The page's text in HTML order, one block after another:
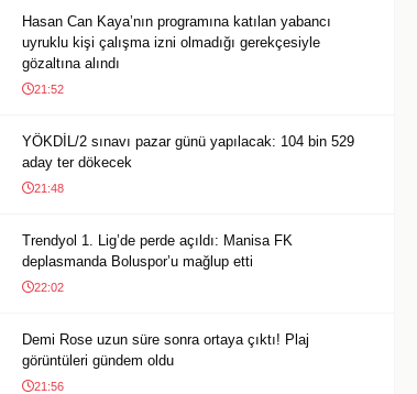
Hasan Can Kaya’nın programına katılan yabancı
uyruklu kişi çalışma izni olmadığı gerekçesiyle
gözaltına alındı
21:52
YÖKDİL/2 sınavı pazar günü yapılacak: 104 bin 529
aday ter dökecek
21:48
Trendyol 1. Lig’de perde açıldı: Manisa FK
deplasmanda Boluspor’u mağlup etti
22:02
Demi Rose uzun süre sonra ortaya çıktı! Plaj
görüntüleri gündem oldu
21:56